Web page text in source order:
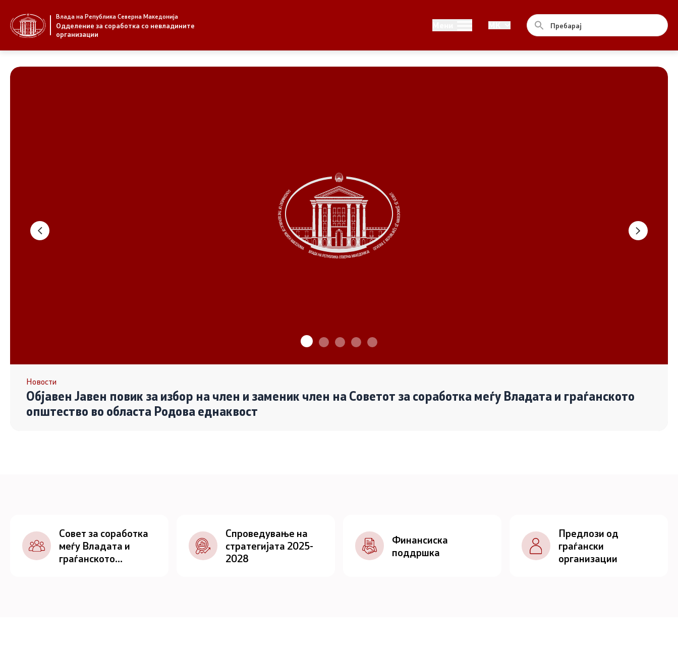
Влада на Република Северна Македонија
Одделение за соработка со невладините
организации
За нас Совет
Регистар
Дијалог меѓу Владата и граѓанскиот
Финансиска поддршка
Прегледи
Програми
Линкови
Изјава за пристапност
Новости
Објавен Јавен повик за избор на член и заменик член на Советот за соработка меѓу Владата и граѓанското
општество во областа Родова еднаквост
Совет за соработка
меѓу Владата и
граѓанското
Спроведување на
стратегијата 2025-
2028
Финансиска
поддршка
Предлози од
граѓански
организации